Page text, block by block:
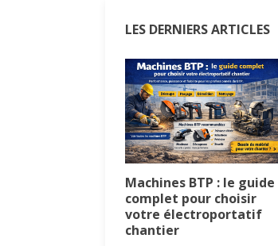
LES DERNIERS ARTICLES
Machines BTP : le guide
complet pour choisir
votre électroportatif
chantier